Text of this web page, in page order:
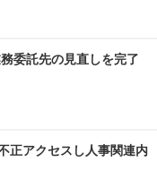
委託先の見直しを完了
正アクセスし人事関連内